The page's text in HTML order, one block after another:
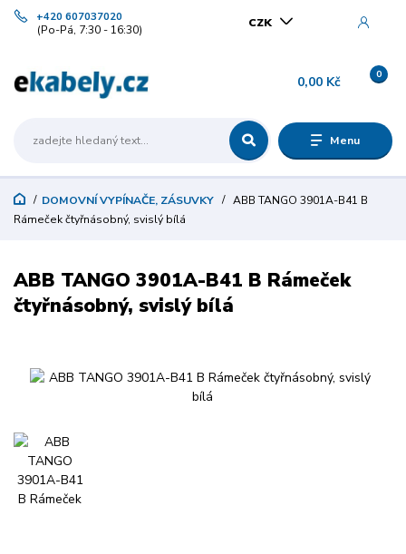
Menu
CZK
+420 607037020
(Po-Pá, 7:30 - 16:30)
0
0,00 Kč
DOMOVNÍ VYPÍNAČE, ZÁSUVKY
ABB TANGO 3901A-B41 B
Rámeček čtyřnásobný, svislý bílá
ABB TANGO 3901A-B41 B Rámeček
čtyřnásobný, svislý bílá